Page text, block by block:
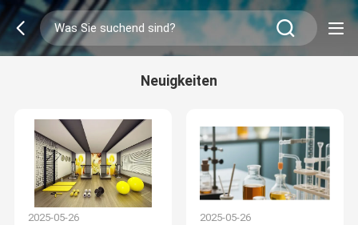
Neuigkeiten
2025-05-26 2025-05-26